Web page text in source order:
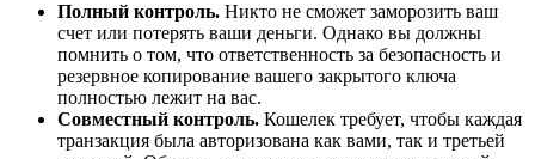
Полный контроль. Никто не сможет заморозить ваш
счет или потерять ваши деньги. Однако вы должны
помнить о том, что ответственность за безопасность и
резервное копирование вашего закрытого ключа
полностью лежит на вас.
Совместный контроль. Кошелек требует, чтобы каждая
транзакция была авторизована как вами, так и третьей